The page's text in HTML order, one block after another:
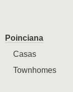
Poinciana
Casas
Townhomes